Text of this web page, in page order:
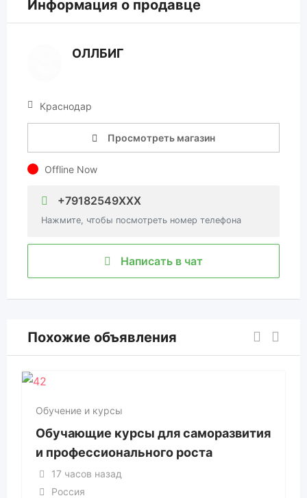
Информация о продавце
ОЛЛБИГ
Краснодар
Просмотреть магазин
Offline Now
+79182549XXX
Нажмите, чтобы посмотреть номер телефона
Написать в чат
Похожие объявления
Обучение и курсы
Обучающие курсы для саморазвития
и профессионального роста
17 часов назад
Россия